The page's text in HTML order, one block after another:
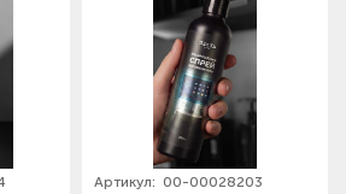
Артикул: 00-00028203